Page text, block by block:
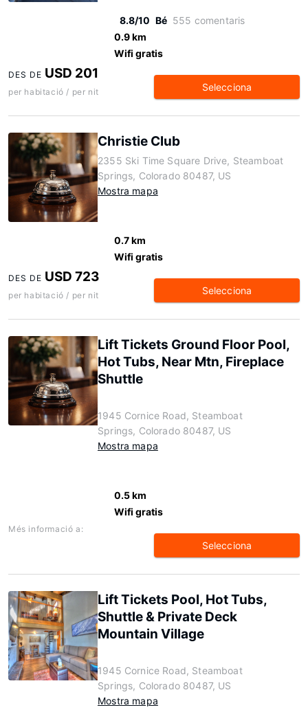
8.8/10 Bé 555 comentaris
0.9 km
Wifi gratis
DES DE USD 201
per habitació / per nit Selecciona
Christie Club
2355 Ski Time Square Drive, Steamboat
Springs, Colorado 80487, US
Mostra mapa
0.7 km
Wifi gratis
DES DE USD 723
per habitació / per nit Selecciona
Lift Tickets Ground Floor Pool,
Hot Tubs, Near Mtn, Fireplace
Shuttle
1945 Cornice Road, Steamboat
Springs, Colorado 80487, US
Mostra mapa
0.5 km
Wifi gratis
Més informació a:
Selecciona
Lift Tickets Pool, Hot Tubs,
Shuttle & Private Deck
Mountain Village
1945 Cornice Road, Steamboat
Springs, Colorado 80487, US
Mostra mapa